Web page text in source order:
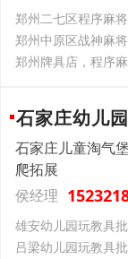
郑州二七区程序麻
郑州中原区战神麻
郑州牌具店，程序
石家庄幼儿
石家庄儿童淘气
爬拓展
侯经理
雄安幼儿园玩教具
吕梁幼儿园玩教具